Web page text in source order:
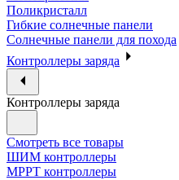
Поликристалл
Гибкие солнечные панели
Солнечные панели для похода
Контроллеры заряда
Контроллеры заряда
Смотреть все товары
ШИМ контроллеры
МРРТ контроллеры